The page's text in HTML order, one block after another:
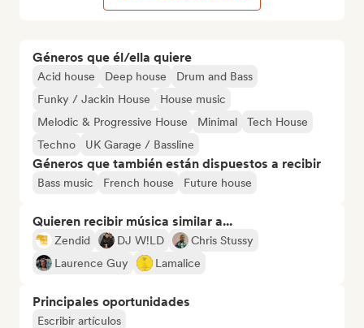
Géneros que él/ella quiere
Acid house Deep house
Drum and Bass
Funky / Jackin House
House music
Melodic & Progressive House
Minimal
Tech House
Techno
UK Garage / Bassline
Géneros que también están dispuestos a recibir
Bass music French house Future house
Quieren recibir música similar a...
Zendid DJ W!LD
Chris Stussy
Laurence Guy
Lamalice
Principales oportunidades
Escribir artículos